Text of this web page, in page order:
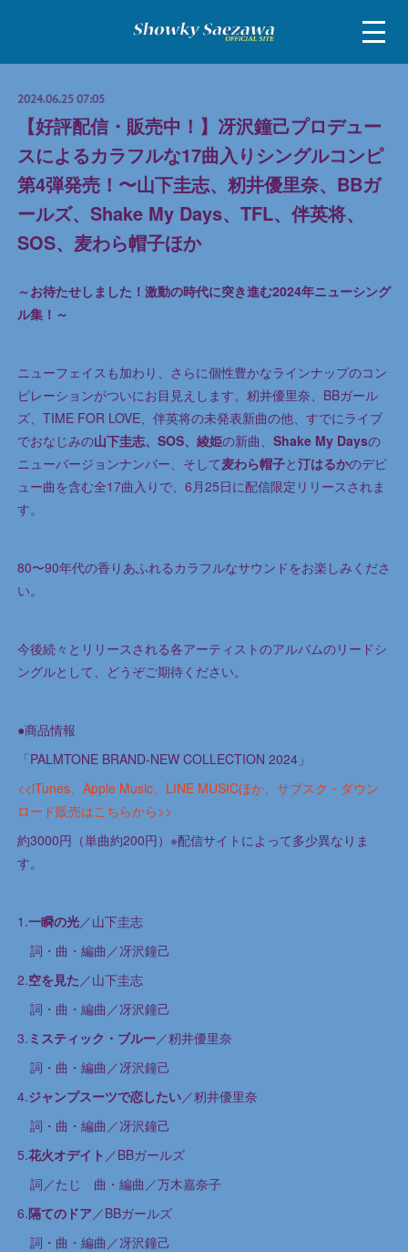
2024.06.25 07:05
【好評配信・販売中！】冴沢鐘己プロデュー
スによるカラフルな17曲入りシングルコンピ
第4弾発売！〜山下圭志、籾井優里奈、BBガ
ールズ、Shake My Days、TFL、伴英将、
SOS、麦わら帽子ほか
～お待たせしました！激動の時代に突き進む2024年ニューシング
ル集！～
ニューフェイスも加わり、さらに個性豊かなラインナップのコン
ピレーションがついにお目見えします。籾井優里奈、BBガール
ズ、TIME FOR LOVE、伴英将の未発表新曲の他、すでにライブ
でおなじみの山下圭志、SOS、綾姫の新曲、 Shake My Daysの
ニューバージョンナンバー、そして麦わら帽子と汀はるかのデビ
ュー曲を含む全17曲入りで、6月25日に配信限定リリースされま
す。
80〜90年代の香りあふれるカラフルなサウンドをお楽しみくださ
い。
今後続々とリリースされる各アーティストのアルバムのリードシ
ングルとして、どうぞご期待ください。
●商品情報
「PALMTONE BRAND-NEW COLLECTION 2024」
<<iTunes、Apple Music、LINE MUSICほか、サブスク・ダウン
ロード販売はこちらから>>
約3000円（単曲約200円）※配信サイトによって多少異なりま
す。
1.一瞬の光／山下圭志
詞・曲・編曲／冴沢鐘己
2.空を見た／山下圭志
詞・曲・編曲／冴沢鐘己
3. ミスティック・ブルー／籾井優里奈
詞・曲・編曲／冴沢鐘己
4.ジャンプスーツで恋したい／籾井優里奈
詞・曲・編曲／冴沢鐘己
5.花火オデイト ／BBガールズ
詞／たじ 曲・編曲／万木嘉奈子
6.隔てのドア／BBガールズ
詞・曲・編曲／冴沢鐘己